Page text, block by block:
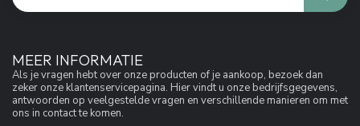
MEER INFORMATIE
Als je vragen hebt over onze producten of je aankoop, bezoek dan
zeker onze klantenservicepagina. Hier vindt u onze bedrijfsgegevens,
antwoorden op veelgestelde vragen en verschillende manieren om met
ons in contact te komen.